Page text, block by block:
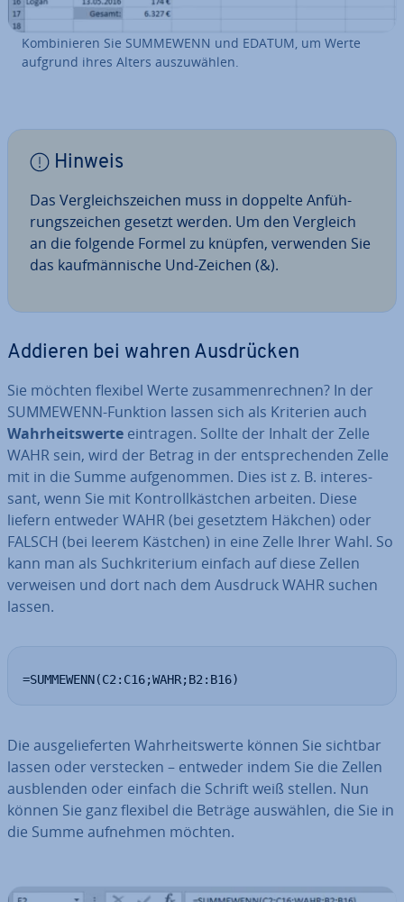
Kom­bi­nie­ren Sie SUMMEWENN und EDATUM, um Werte
aufgrund ihres Alters aus­zu­wäh­len.
Hinweis
Das Ver­gleichs­zei­chen muss in doppelte An­füh­
rungs­zei­chen gesetzt werden. Um den Vergleich
an die folgende Formel zu knüpfen, verwenden Sie
das kauf­män­ni­sche Und-Zeichen (&).
Addieren bei wahren Aus­drü­cken
Sie möchten flexibel Werte zu­sam­men­rech­nen? In der
SUMMEWENN-Funktion lassen sich als Kriterien auch
Wahr­heits­wer­te eintragen. Sollte der Inhalt der Zelle
WAHR sein, wird der Betrag in der ent­spre­chen­den Zelle
mit in die Summe auf­ge­nom­men. Dies ist z. B. in­ter­es­
sant, wenn Sie mit Kon­troll­käst­chen arbeiten. Diese
liefern entweder WAHR (bei gesetztem Häkchen) oder
FALSCH (bei leerem Kästchen) in eine Zelle Ihrer Wahl. So
kann man als Such­kri­te­ri­um einfach auf diese Zellen
verweisen und dort nach dem Ausdruck WAHR suchen
lassen.
=SUMMEWENN(C2:C16;WAHR;B2:B16)
Die aus­ge­lie­fer­ten Wahr­heits­wer­te können Sie sichtbar
lassen oder ver­ste­cken – entweder indem Sie die Zellen
aus­blen­den oder einfach die Schrift weiß stellen. Nun
können Sie ganz flexibel die Beträge auswählen, die Sie in
die Summe aufnehmen möchten.